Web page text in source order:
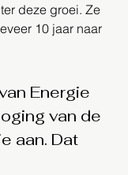
deze groei. Ze
10 jaar naar
Energie
van de
aan. Dat